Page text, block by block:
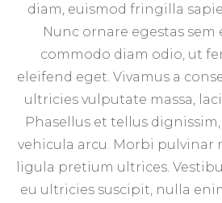
diam, euismod fringilla
Nunc ornare egestas sem
commodo diam odio, ut
eleifend eget. Vivamus a
ultricies vulputate massa,
Phasellus et tellus
vehicula arcu. Morbi pulvinar
ligula pretium ultrices.
eu ultricies suscipit, nulla